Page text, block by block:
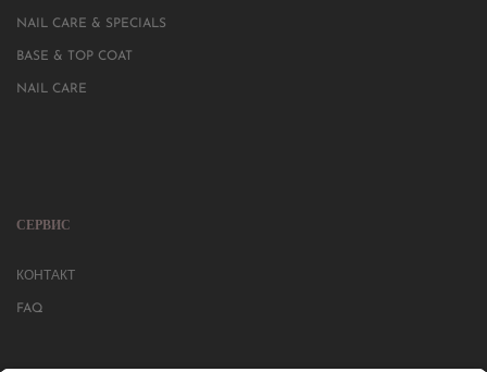
NAIL CARE & SPECIALS
BASE & TOP COAT
NAIL CARE
СЕРВИС
КОНТАКТ
FAQ